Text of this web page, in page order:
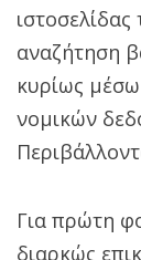
αναζήτηση
κυρίως
νομικών
Για πρώτη
διαρκώς